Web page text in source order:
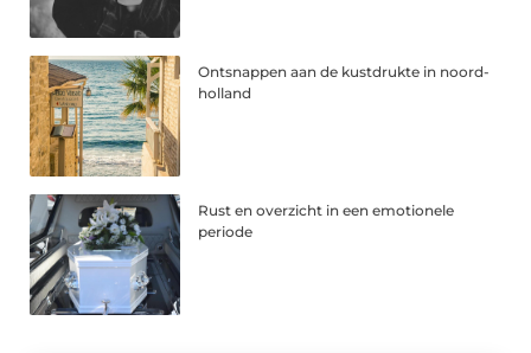
Ontsnappen aan de kustdrukte in noord-
holland
Rust en overzicht in een emotionele
periode